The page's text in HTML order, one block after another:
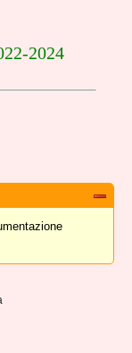
2024